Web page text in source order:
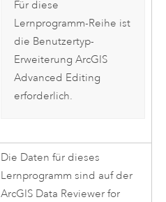
Für diese
Lernprogramm-Reihe ist
die Benutzertyp-
Erweiterung ArcGIS
Advanced Editing
erforderlich.
Die Daten für dieses
Lernprogramm sind auf der
ArcGIS Data Reviewer for